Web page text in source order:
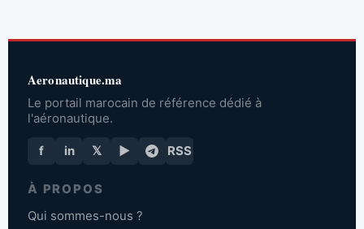
Aeronautique.ma
Le portail marocain de référence dédié à
l'aéronautique.
f in 𝕏 ▶ RSS
À PROPOS
Qui sommes-nous ?